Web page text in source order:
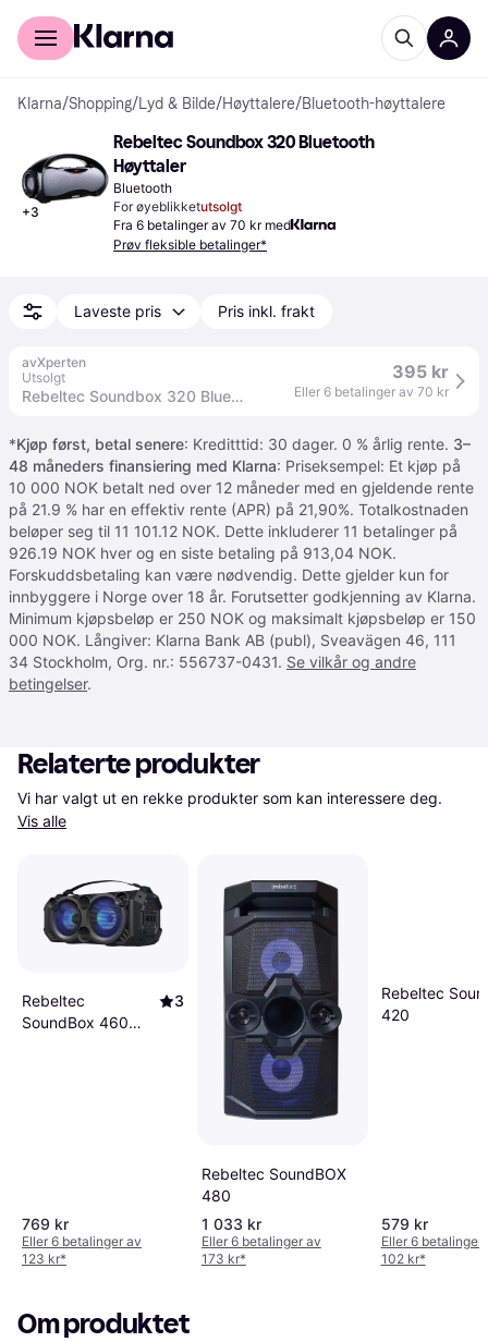
For kunder
Klarna/Shopping/Lyd & Bilde/Høyttalere/Bluetooth-høyttalere
+3
Rebeltec Soundbox 320 Bluetooth
Høyttaler
Bluetooth
For øyeblikketutsolgt
Fra 6 betalinger av 70 kr med
Prøv fleksible betalinger*
Laveste pris Pris inkl. frakt
avXperten
Utsolgt
Rebeltec Soundbox 320 Bluetooth-høyttaler (8 timer)
395 kr
Eller 6 betalinger av 70 kr
*Kjøp først, betal senere: Kreditttid: 30 dager. 0 % årlig rente. 3–
48 måneders finansiering med Klarna: Priseksempel: Et kjøp på
10 000 NOK betalt ned over 12 måneder med en gjeldende rente
på 21.9 % har en effektiv rente (APR) på 21,90%. Totalkostnaden
beløper seg til 11 101.12 NOK. Dette inkluderer 11 betalinger på
926.19 NOK hver og en siste betaling på 913,04 NOK.
Forskuddsbetaling kan være nødvendig. Dette gjelder kun for
innbyggere i Norge over 18 år. Forutsetter godkjenning av Klarna.
Minimum kjøpsbeløp er 250 NOK og maksimalt kjøpsbeløp er 150
000 NOK. Långiver: Klarna Bank AB (publ), Sveavägen 46, 111
34 Stockholm, Org. nr.: 556737-0431. Se vilkår og andre
betingelser.
Relaterte produkter
Vis alle
Rebeltec
SoundBox 460
3
769 kr
Eller 6 betalinger av
123 kr*
Rebeltec SoundBOX
480
1 033 kr
Eller 6 betalinger av
173 kr*
Rebeltec
420
579 kr
Eller 6 betalinger
102 kr*
Om produktet